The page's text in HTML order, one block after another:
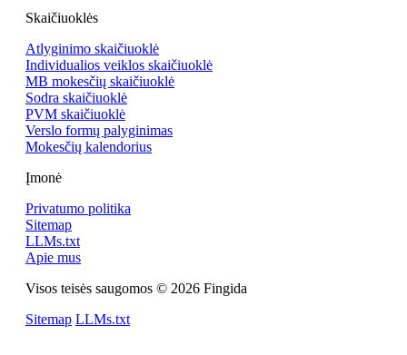
Skaičiuoklės
Atlyginimo skaičiuoklė
Individualios veiklos skaičiuoklė
MB mokesčių skaičiuoklė
Sodra skaičiuoklė
PVM skaičiuoklė
Verslo formų palyginimas
Mokesčių kalendorius
Įmonė
Privatumo politika
Sitemap
LLMs.txt
Apie mus
Visos teisės saugomos © 2026 Fingida
Sitemap LLMs.txt